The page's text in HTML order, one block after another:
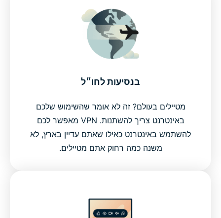
בנסיעות לחו״ל
מטיילים בעולם? זה לא אומר שהשימוש שלכם
באינטרנט צריך להשתנות. VPN מאפשר לכם
להשתמש באינטרנט כאילו שאתם עדיין בארץ, לא
משנה כמה רחוק אתם מטיילים.